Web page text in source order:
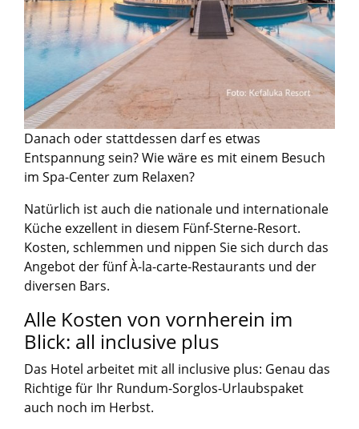
Danach oder stattdessen darf es etwas
Entspannung sein? Wie wäre es mit einem Besuch
im Spa-Center zum Relaxen?
Natürlich ist auch die nationale und internationale
Küche exzellent in diesem Fünf-Sterne-Resort.
Kosten, schlemmen und nippen Sie sich durch das
Angebot der fünf À-la-carte-Restaurants und der
diversen Bars.
Alle Kosten von vornherein im
Blick: all inclusive plus
Das Hotel arbeitet mit all inclusive plus: Genau das
Richtige für Ihr Rundum-Sorglos-Urlaubspaket
auch noch im Herbst.